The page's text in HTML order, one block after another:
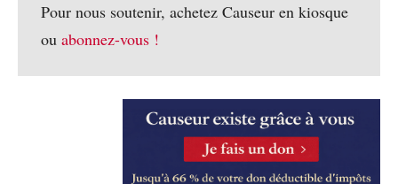
Pour nous soutenir, achetez Causeur en kiosque
ou abonnez-vous !